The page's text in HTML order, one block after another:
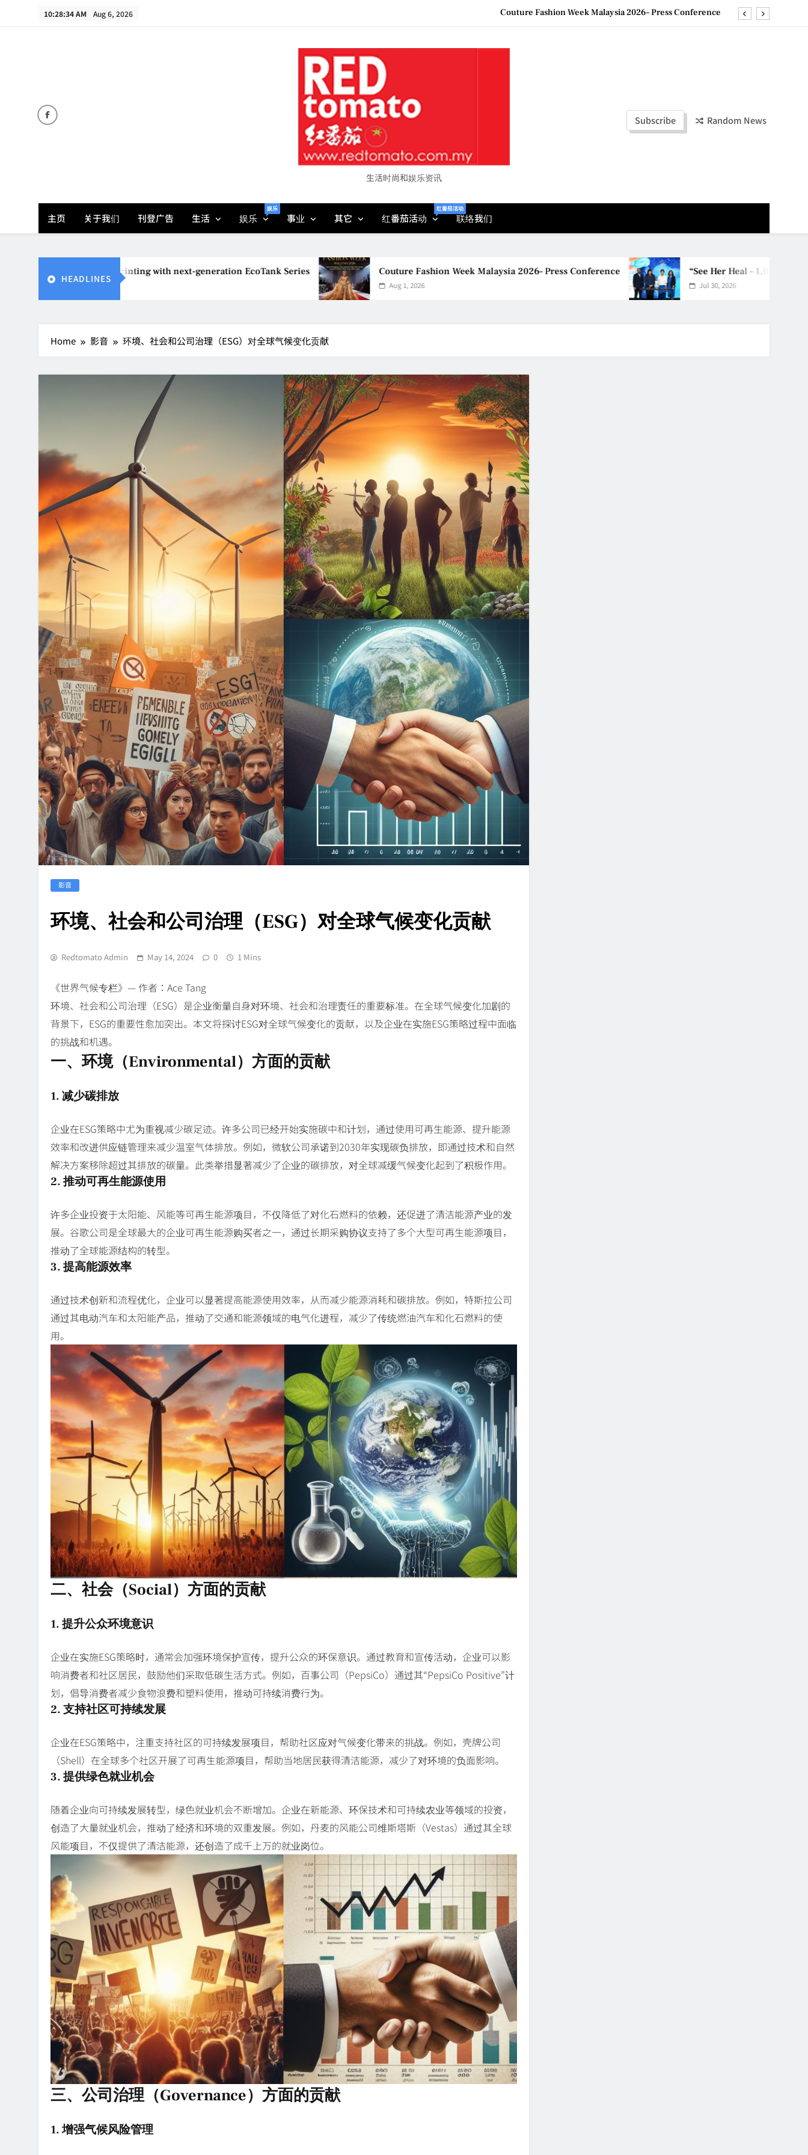
10:28:35 AM Aug 6, 2026 “See Her Heal – 1,000 Untold Stories” 为马来西亚妈妈提供分享剖腹产复原历程的空间
“See Her Heal – 1,000 Untold Stories” 为马来西亚妈妈提供分享剖腹产复原历程的空间
生活时尚和娱乐资讯
Subscribe Random News
主页 关于我们 刊登广告 生活 娱乐
娱乐
事业 其它 红番茄活动
红番茄活动
联络我们
HEADLINES
affordable printing with next-generation EcoTank Series Couture Fashion Week Malaysia 2026– Press Conference
Aug 1, 2026
“See Her Heal – 1,000 Untold Stories”
Jul 30, 2026
Home 影音 环境、社会和公司治理（ESG）对全球气候变化贡献
影音
环境、社会和公司治理（ESG）对全球气候变化贡献
Redtomato Admin May 14, 2024 0 1 Mins
《世界气候专栏》— 作者：Ace Tang
环境、社会和公司治理（ESG）是企业衡量自身对环境、社会和治理责任的重要标准。在全球气候变化加剧的
背景下，ESG的重要性愈加突出。本文将探讨ESG对全球气候变化的贡献，以及企业在实施ESG策略过程中面临
的挑战和机遇。
一、环境（Environmental）方面的贡献
1. 减少碳排放
企业在ESG策略中尤为重视减少碳足迹。许多公司已经开始实施碳中和计划，通过使用可再生能源、提升能源
效率和改进供应链管理来减少温室气体排放。例如，微软公司承诺到2030年实现碳负排放，即通过技术和自然
解决方案移除超过其排放的碳量。此类举措显著减少了企业的碳排放，对全球减缓气候变化起到了积极作用。
2. 推动可再生能源使用
许多企业投资于太阳能、风能等可再生能源项目，不仅降低了对化石燃料的依赖，还促进了清洁能源产业的发
展。谷歌公司是全球最大的企业可再生能源购买者之一，通过长期采购协议支持了多个大型可再生能源项目，
推动了全球能源结构的转型。
3. 提高能源效率
通过技术创新和流程优化，企业可以显著提高能源使用效率，从而减少能源消耗和碳排放。例如，特斯拉公司
通过其电动汽车和太阳能产品，推动了交通和能源领域的电气化进程，减少了传统燃油汽车和化石燃料的使
用。
二、社会（Social）方面的贡献
1. 提升公众环境意识
企业在实施ESG策略时，通常会加强环境保护宣传，提升公众的环保意识。通过教育和宣传活动，企业可以影
响消费者和社区居民，鼓励他们采取低碳生活方式。例如，百事公司（PepsiCo）通过其“PepsiCo Positive”计
划，倡导消费者减少食物浪费和塑料使用，推动可持续消费行为。
2. 支持社区可持续发展
企业在ESG策略中，注重支持社区的可持续发展项目，帮助社区应对气候变化带来的挑战。例如，壳牌公司
（Shell）在全球多个社区开展了可再生能源项目，帮助当地居民获得清洁能源，减少了对环境的负面影响。
3. 提供绿色就业机会
随着企业向可持续发展转型，绿色就业机会不断增加。企业在新能源、环保技术和可持续农业等领域的投资，
创造了大量就业机会，推动了经济和环境的双重发展。例如，丹麦的风能公司维斯塔斯（Vestas）通过其全球
风能项目，不仅提供了清洁能源，还创造了成千上万的就业岗位。
三、公司治理（Governance）方面的贡献
1. 增强气候风险管理